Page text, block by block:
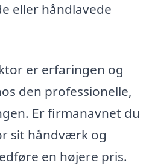
eller håndlavede
er erfaringen og
den professionelle,
Er firmanavnet du
sit håndværk og
en højere pris.